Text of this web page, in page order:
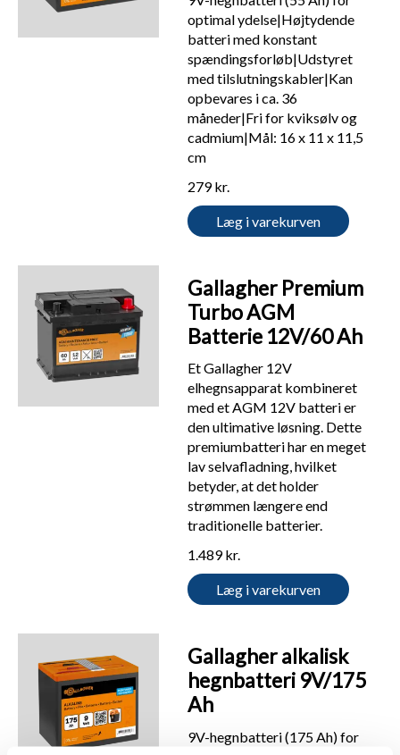
optimal ydelse|Højtydende
batteri med konstant
spændingsforløb|Udstyret
med tilslutningskabler|Kan
opbevares i ca. 36
måneder|Fri for kviksølv og
cadmium|Mål: 16 x 11 x 11,5
cm
279 kr.
Læg i varekurven
Gallagher Premium
Turbo AGM
Batterie 12V/60 Ah
Et Gallagher 12V
elhegnsapparat kombineret
med et AGM 12V batteri er
den ultimative løsning. Dette
premiumbatteri har en meget
lav selvafladning, hvilket
betyder, at det holder
strømmen længere end
traditionelle batterier.
1.489 kr.
Læg i varekurven
Gallagher alkalisk
hegnbatteri 9V/175
Ah
9V-hegnbatteri (175 Ah) for